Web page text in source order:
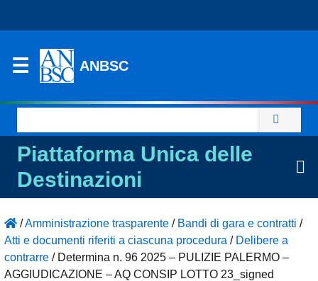
ANBSC
per:
Piattaforma Unica delle
Destinazioni
/Amministrazione trasparente / Bandi di gara e contratti /
Atti e documenti riferiti a ciascuna procedura / Delibere a
contrarre / Determina n. 96 2025 – PULIZIE PALERMO –
AGGIUDICAZIONE – AQ CONSIP LOTTO 23_signed